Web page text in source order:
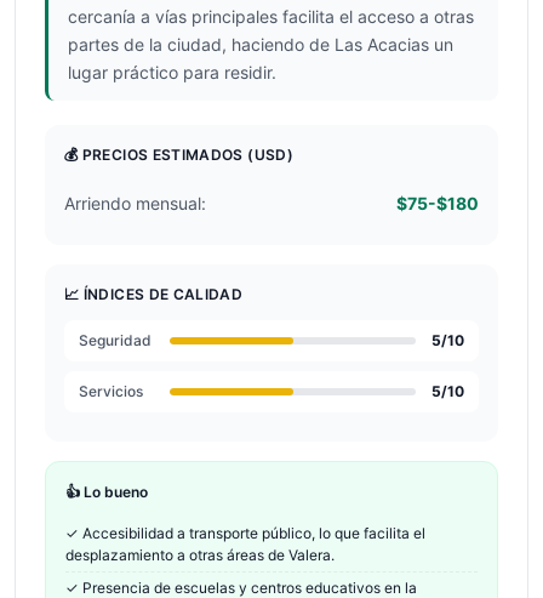
cercanía a vías principales facilita el acceso a otras
partes de la ciudad, haciendo de Las Acacias un
lugar práctico para residir.
💰 PRECIOS ESTIMADOS (USD)
Arriendo mensual: $75-$180
📈 ÍNDICES DE CALIDAD
Seguridad 5/10
Servicios 5/10
👍 Lo bueno
✓ Accesibilidad a transporte público, lo que facilita el
desplazamiento a otras áreas de Valera.
✓ Presencia de escuelas y centros educativos en la